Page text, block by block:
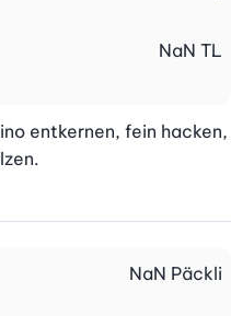
NaN TL
entkernen, fein hacken,
NaN Päckli